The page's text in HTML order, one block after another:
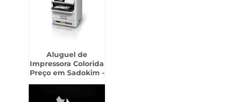
Aluguel de
Impressora Colorida
Preço em Sadokim -